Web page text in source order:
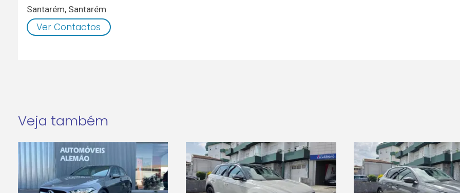
Santarém, Santarém
Ver Contactos
Veja também